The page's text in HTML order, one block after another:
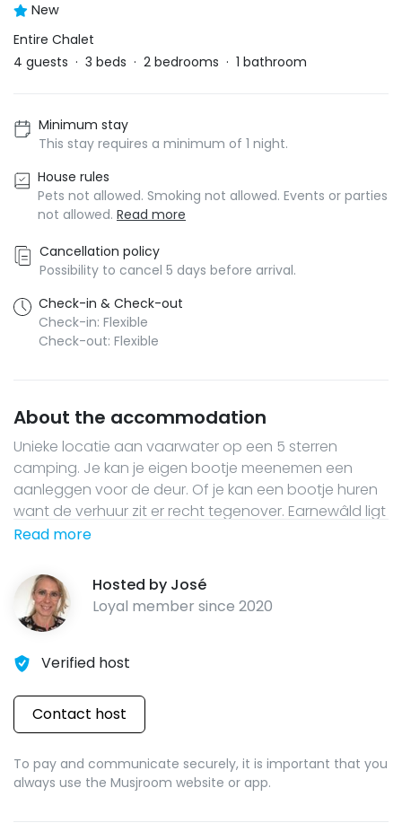
New
Entire Chalet
4 guests · 3 beds · 2 bedrooms · 1 bathroom
Minimum stay
This stay requires a minimum of 1 night.
House rules
Pets not allowed. Smoking not allowed. Events or parties
not allowed. Read more
Cancellation policy
Possibility to cancel 5 days before arrival.
Check-in & Check-out
Check-in: Flexible
Check-out: Flexible
About the accommodation
Unieke locatie aan vaarwater op een 5 sterren
camping. Je kan je eigen bootje meenemen een
aanleggen voor de deur. Of je kan een bootje huren
want de verhuur zit er recht tegenover. Earnewâld ligt
in het Fryske Gea en dat is een prachtige omgeving
het zwembad open. Op het park is een speeltuin en
restaurant met supermarkt. Als je trek hebt in een
lekkere snack dan kan dat ook.
Read more
Hosted by José
Loyal member since 2020
Verified host
Contact host
To pay and communicate securely, it is important that you
always use the Musjroom website or app.